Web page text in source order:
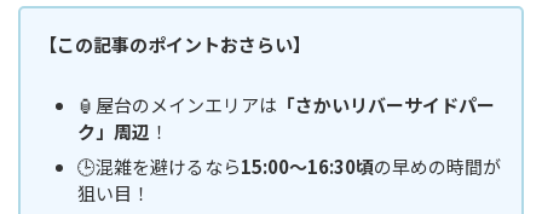
【この記事のポイントおさらい】
🏮屋台のメインエリアは 「さかいリバーサイドパー
ク」周辺 ！
🕒混雑を避けるなら15:00～16:30頃の早めの時間が
狙い目！